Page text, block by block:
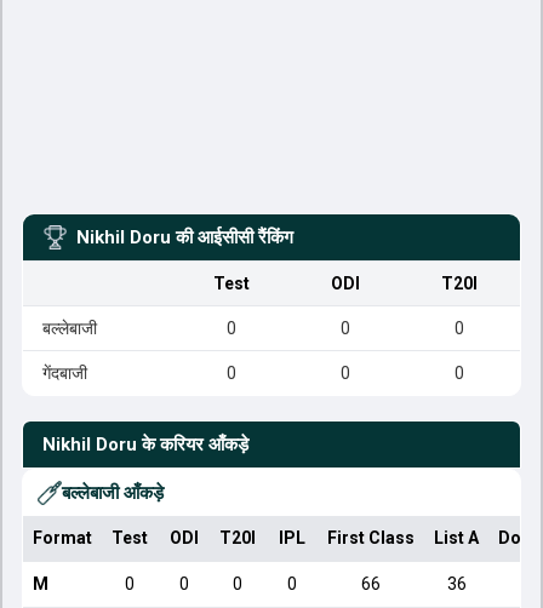
Nikhil Doru की आईसीसी रैंकिंग
Test ODI T20I
बल्लेबाजी 0 0 0
गेंदबाजी 0 0 0
Nikhil Doru के करियर आँकड़े
बल्लेबाजी आँकड़े
Format Test ODI T20I IPL First Class List A
M 0 0 0 0 66 36